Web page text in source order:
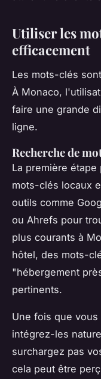
Utiliser les
efficacement
Les mots-clés
À Monaco,
faire une grande
ligne.
Recherche de
La première
mots-clés locaux
outils comme
ou Ahrefs pour
plus courants à
hôtel, des mots-
"hébergement
pertinents.
Une fois que
intégrez-les
surchargez pas
cela peut être